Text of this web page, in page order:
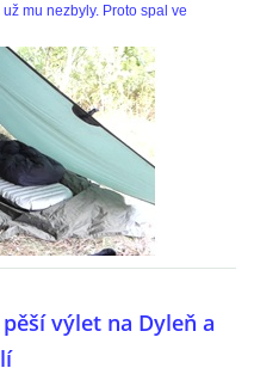
mu nezbyly. Proto spal ve
výlet na Dyleň a